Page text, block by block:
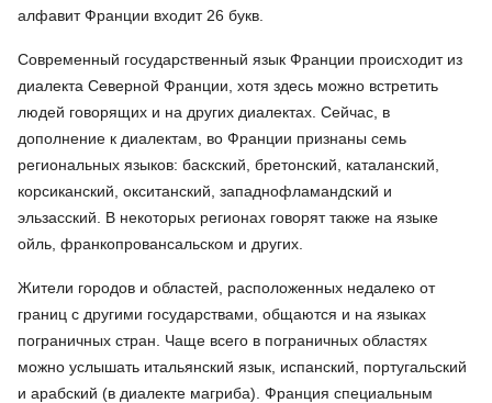
алфавит Франции входит 26 букв.
Современный государственный язык Франции происходит из
диалекта Северной Франции, хотя здесь можно встретить
людей говорящих и на других диалектах. Сейчас, в
дополнение к диалектам, во Франции признаны семь
региональных языков: баскский, бретонский, каталанский,
корсиканский, окситанский, западнофламандский и
эльзасский. В некоторых регионах говорят также на языке
ойль, франкопровансальском и других.
Жители городов и областей, расположенных недалеко от
границ с другими государствами, общаются и на языках
пограничных стран. Чаще всего в пограничных областях
можно услышать итальянский язык, испанский, португальский
и арабский (в диалекте магриба). Франция специальным